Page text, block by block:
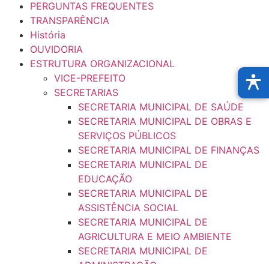
PERGUNTAS FREQUENTES
TRANSPARÊNCIA
História
OUVIDORIA
ESTRUTURA ORGANIZACIONAL
VICE-PREFEITO
SECRETARIAS
SECRETARIA MUNICIPAL DE SAÚDE
SECRETARIA MUNICIPAL DE OBRAS E
SERVIÇOS PÚBLICOS
SECRETARIA MUNICIPAL DE FINANÇAS
SECRETARIA MUNICIPAL DE
EDUCAÇÃO
SECRETARIA MUNICIPAL DE
ASSISTÊNCIA SOCIAL
SECRETARIA MUNICIPAL DE
AGRICULTURA E MEIO AMBIENTE
SECRETARIA MUNICIPAL DE